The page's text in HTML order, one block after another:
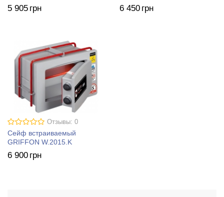
5 905 грн 6 450 грн
Отзывы: 0
Сейф встраиваемый
GRIFFON W.2015.K
6 900 грн